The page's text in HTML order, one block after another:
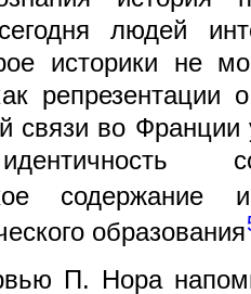
людей
историки не
связи во Франции
содержание
образования
П. Нора